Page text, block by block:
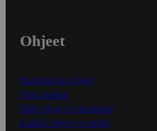
Ohjeet
Ensitilaajan ohjeet
Näin maksat
Näin tilaat ja muokkaat
Kaikki ohjeet ja vinkit